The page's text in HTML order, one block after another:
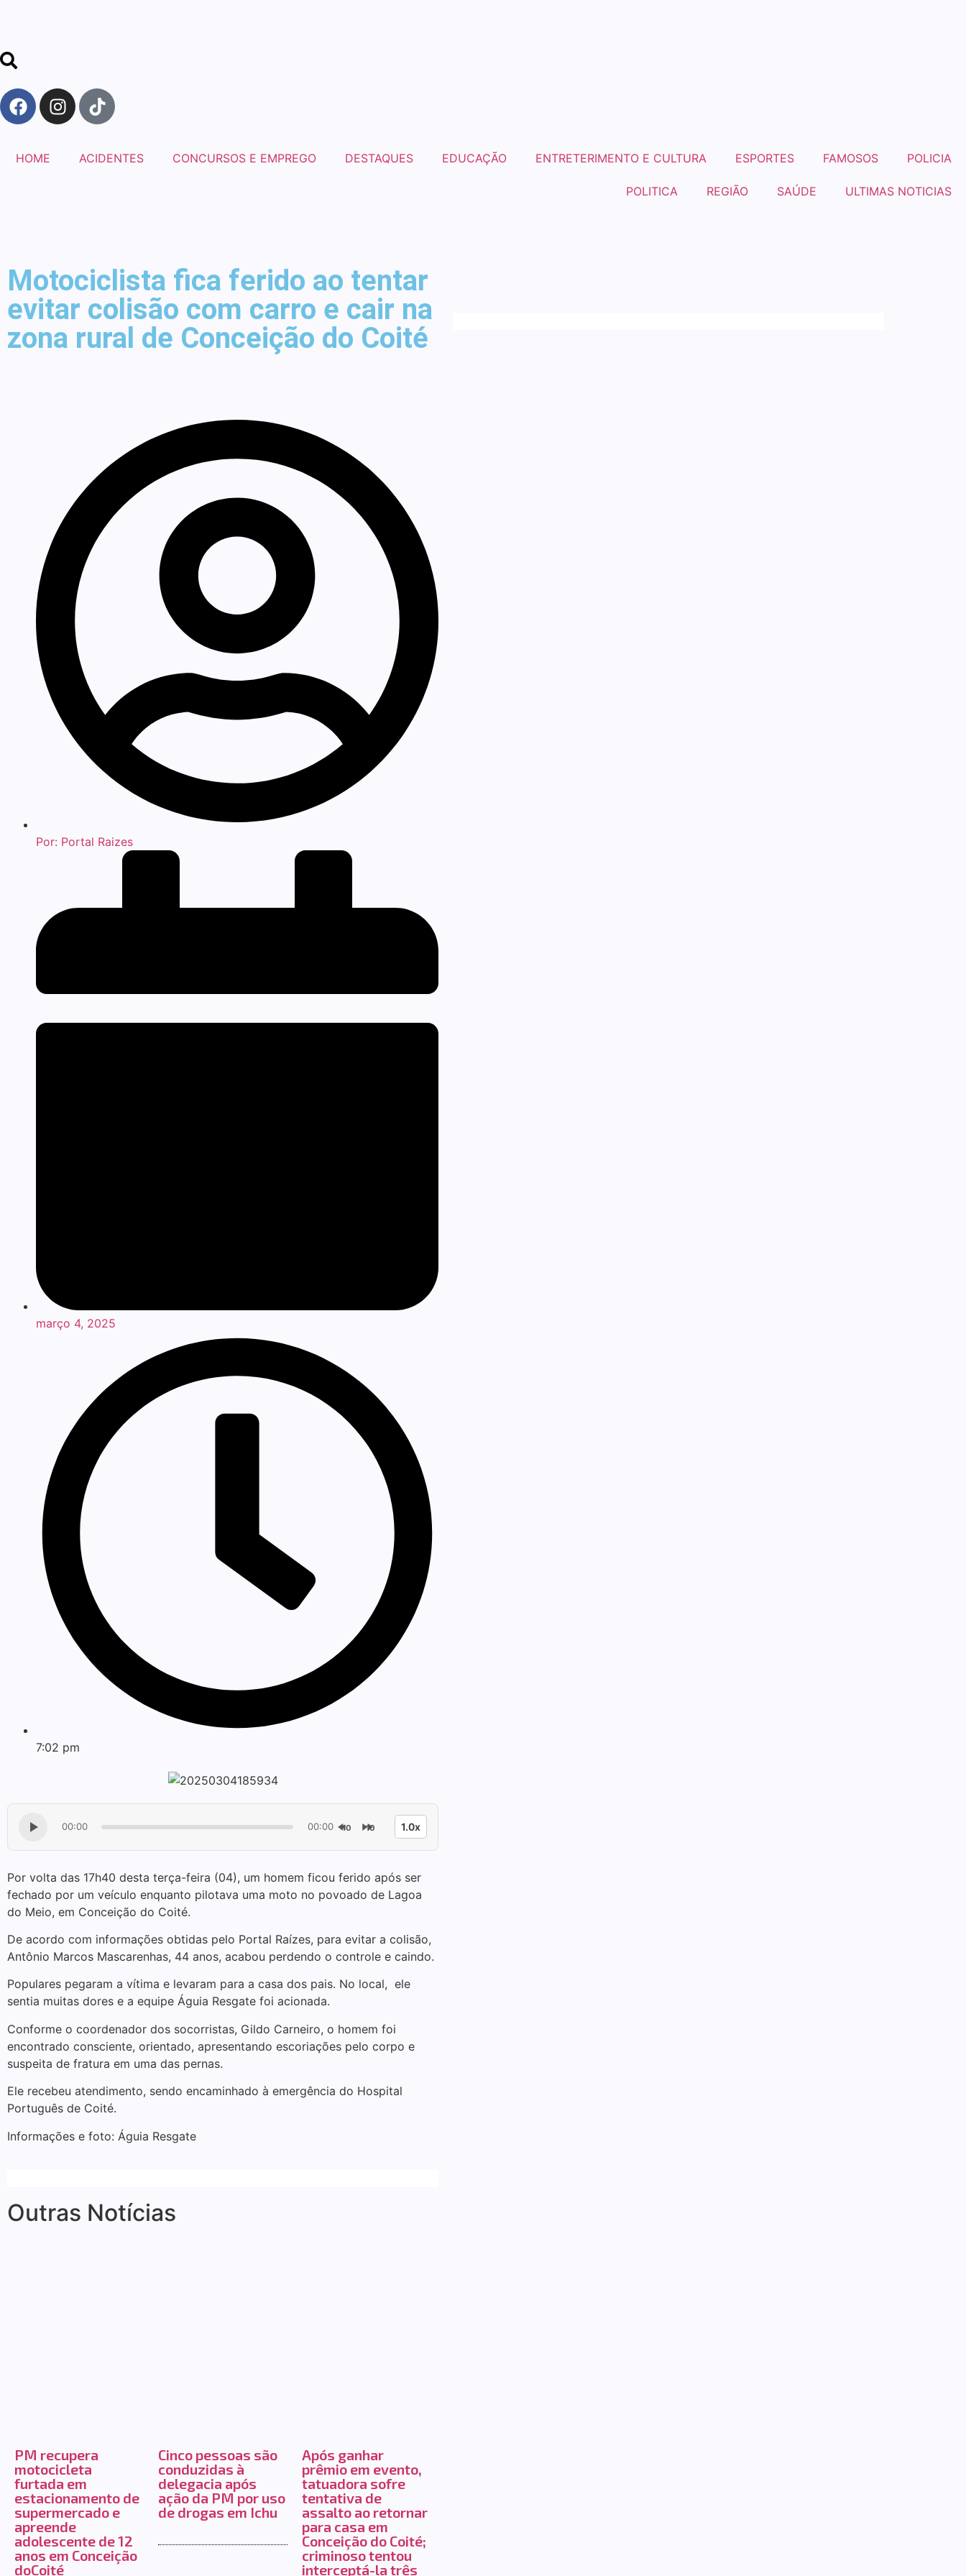
HOME ACIDENTES CONCURSOS E EMPREGO DESTAQUES EDUCAÇÃO ENTRETERIMENTO E CULTURA ESPORTES FAMOSOS POLICIA
POLITICA REGIÃO SAÚDE ULTIMAS NOTICIAS
Motociclista fica ferido ao tentar
evitar colisão com carro e cair na
zona rural de Conceição do Coité
Por: Portal Raizes
março 4, 2025
7:02 pm
00:00 00:00 10 10 1.0x
Por volta das 17h40 desta terça-feira (04), um homem ficou ferido após ser
fechado por um veículo enquanto pilotava uma moto no povoado de Lagoa
do Meio, em Conceição do Coité.
De acordo com informações obtidas pelo Portal Raízes, para evitar a colisão,
Antônio Marcos Mascarenhas, 44 anos, acabou perdendo o controle e caindo.
Populares pegaram a vítima e levaram para a casa dos pais. No local, ele
sentia muitas dores e a equipe Águia Resgate foi acionada.
Conforme o coordenador dos socorristas, Gildo Carneiro, o homem foi
encontrado consciente, orientado, apresentando escoriações pelo corpo e
suspeita de fratura em uma das pernas.
Ele recebeu atendimento, sendo encaminhado à emergência do Hospital
Português de Coité.
Informações e foto: Águia Resgate
Outras Notícias
PM recupera
motocicleta
furtada em
estacionamento de
supermercado e
apreende
adolescente de 12
anos em Conceição
doCoité
Cinco pessoas são
conduzidas à
delegacia após
ação da PM por uso
de drogas em Ichu
Após ganhar
prêmio em evento,
tatuadora sofre
tentativa de
assalto ao retornar
para casa em
Conceição do Coité;
criminoso tentou
interceptá-la três